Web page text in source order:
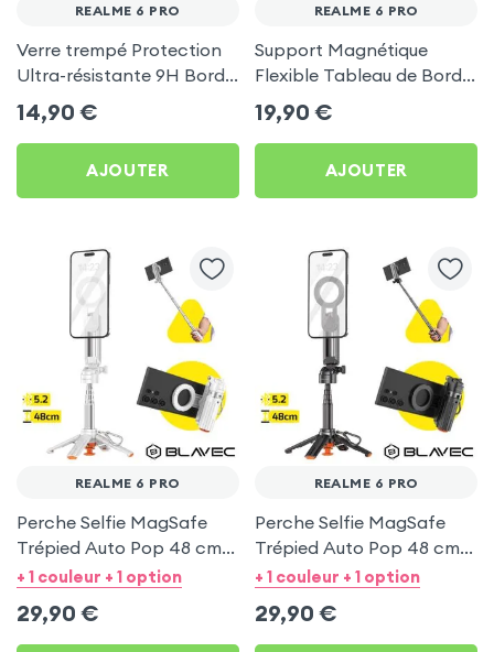
REALME 6 PRO
Verre trempé Protection
Ultra-résistante 9H Bords
Biseautés 2.5D, Akashi -
Noir pour Realme 6 Pro
14,90 €
AJOUTER
REALME 6 PRO
Support Magnétique
Flexible Tableau de Bord
et Écran central pour
Realme 6 Pro
19,90 €
AJOUTER
REALME 6 PRO
Perche Selfie MagSafe
Trépied Auto Pop 48 cm
Blanc pour Realme 6 Pro
+ 1 couleur + 1 option
29,90 €
REALME 6 PRO
Perche Selfie MagSafe
Trépied Auto Pop 48 cm
Noir pour Realme 6 Pro
+ 1 couleur + 1 option
29,90 €